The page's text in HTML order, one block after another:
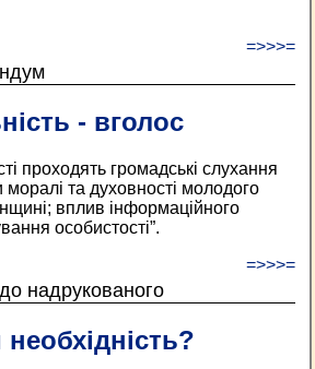
=>>>=
- вголос
проходять громадські слухання
та духовності молодого
вплив інформаційного
особистості”.
=>>>=
надрукованого